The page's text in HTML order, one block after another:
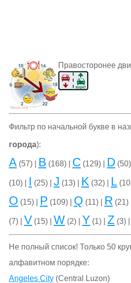
Правосторонее
Фильтр по начальной букве в
города):
A(57) | B (168) | C (129) | D(50)
(10) | I (25) | J (13) | K (32) | L
O (15) | P (109) | Q (11) | R (21) |
(7) | V (15) | W (2) | Y (1) | Z (3) |
Не полный список! Только 50
алфавитном порядке:
Angeles City(Central Luzon)